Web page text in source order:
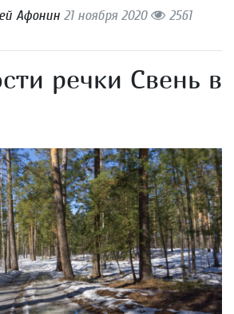
Афонин 21 ноября 2020 2561
речки Свень в